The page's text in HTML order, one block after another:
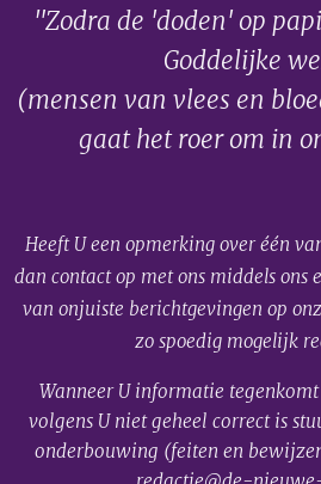
"Zodra de 'doden' op
Goddelijke
(mensen van vlees en
gaat het roer om in
Heeft U een opmerking over één
dan contact op met ons middels ons
van onjuiste berichtgevingen op
zo spoedig mogelijk
Wanneer U informatie
volgens U niet geheel correct is
onderbouwing (feiten en